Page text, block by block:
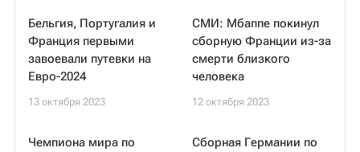
Бельгия, Португалия и
Франция первыми
завоевали путевки на
Евро-2024
13 октября 2023
СМИ: Мбаппе покинул
сборную Франции из-за
смерти близкого
человека
12 октября 2023
Чемпиона мира по
Сборная Германии по